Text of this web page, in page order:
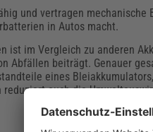
und vertragen
in Autos macht.
ist im Vergleich zu anderen
Abfällen beiträgt. Genauer
eines
reduziert auch die